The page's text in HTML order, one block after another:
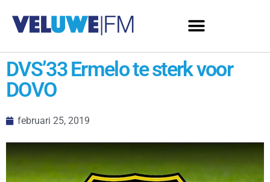
DVS’33 Ermelo te sterk voor
DOVO
februari 25, 2019